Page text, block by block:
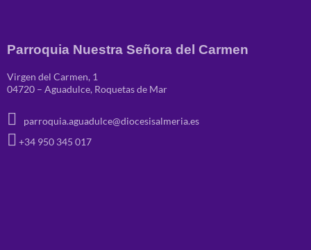
Parroquia Nuestra Señora del Carmen
Virgen del Carmen, 1
04720 – Aguadulce, Roquetas de Mar
parroquia.aguadulce@diocesisalmeria.es
+34 950 345 017